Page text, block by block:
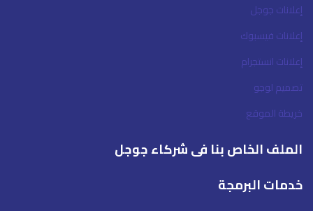
إعلانات جوجل
إعلانات فيسبوك
إعلانات انستجرام
تصميم لوجو
خريطة الموقع
الملف الخاص بنا فى شركاء جوجل
خدمات البرمجة